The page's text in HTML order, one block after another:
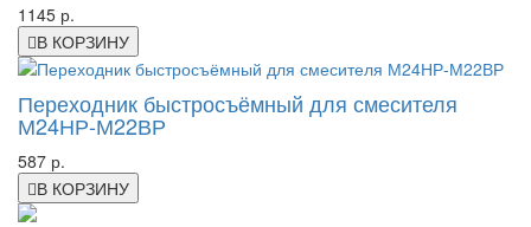
1145 р.
В КОРЗИНУ
Переходник быстросъёмный для смесителя
М24НР-М22ВР
587 р.
В КОРЗИНУ